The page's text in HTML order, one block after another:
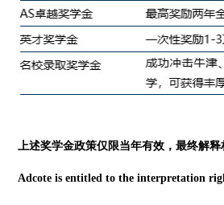
上述奖学金政策仅限当年有效，最终解
Adcote is entitled to the interpretation